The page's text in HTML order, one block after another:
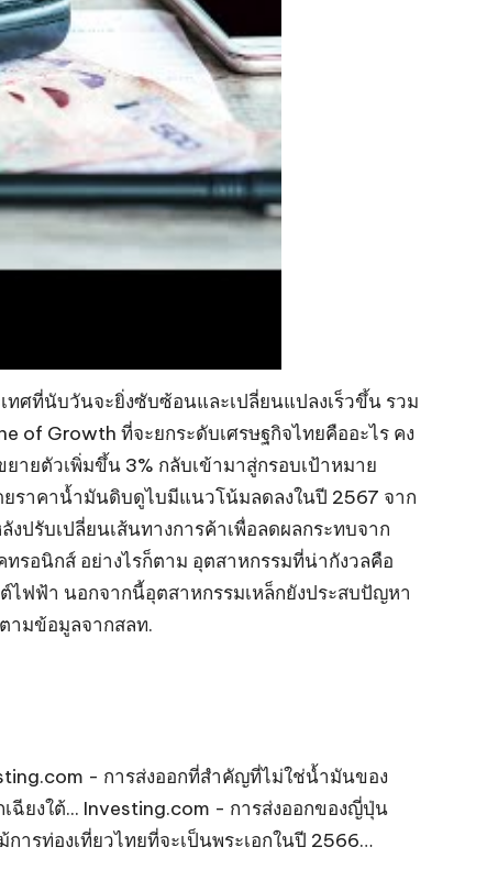
ศที่นับวันจะยิ่งซับซ้อนและเปลี่ยนแปลงเร็วขึ้น รวม
of Growth ที่จะยกระดับเศรษฐกิจไทยคืออะไร คง
ยตัวเพิ่มขึ้น 3% กลับเข้ามาสู่กรอบเป้าหมาย
ยราคาน้ำมันดิบดูไบมีแนวโน้มลดลงในปี 2567 จาก
รับเปลี่ยนเส้นทางการค้าเพื่อลดผลกระทบจาก
รอนิกส์ อย่างไรก็ตาม อุตสาหกรรมที่น่ากังวลคือ
ฟฟ้า นอกจากนี้อุตสาหกรรมเหล็กยังประสบปัญหา
ามข้อมูลจากสลท.
- การส่งออกที่สำคัญที่ไม่ใช่น้ำมันของ
ฉียงใต้... Investing.com - การส่งออกของญี่ปุ่น
ารท่องเที่ยวไทยที่จะเป็นพระเอกในปี 2566…